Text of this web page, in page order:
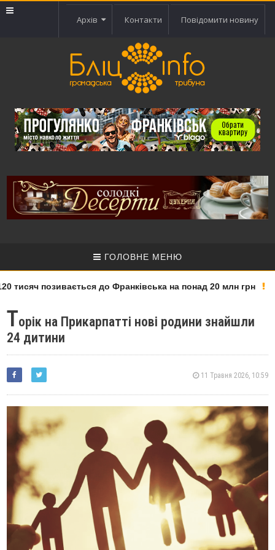
Архів Контакти Повідомити новину
ГОЛОВНЕ МЕНЮ
позивається до Франківська на понад 20 млн грн
Торік на Прикарпатті нові родини знайшли
24 дитини
11 Травня 2026, 10:59